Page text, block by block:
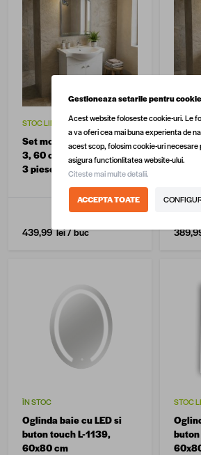
STOC LIMITAT
Set mobilier baie Selena
3, 60 cm, oglinda cu spot,
3 piese, alb
439,99 lei/ buc
STOC
Set
3, 50
ÎN STOC
Oglinda baie cu LED si
buton touch L-1139,
60x80 cm
STOC
Gestioneaza setarile pentru
Acest website foloseste cookie-uri. Le
a va oferi cea mai buna experienta de
acest scop, folosim cookie-uri necesare
asigura functionlitatea website-ului.
Citeste mai multe detalii.
ACCEPTA TOATE